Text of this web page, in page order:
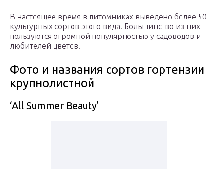
В настоящее время в питомниках выведено более 50
культурных сортов этого вида. Большинство из них
пользуются огромной популярностью у садоводов и
любителей цветов.
Фото и названия сортов гортензии
крупнолистной
‘All Summer Beauty’